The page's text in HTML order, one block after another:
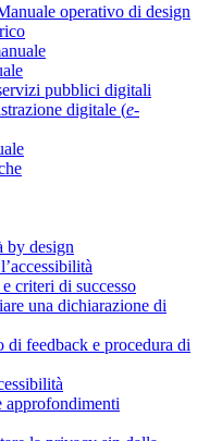
operativo di design
pubblici digitali
digitale (e-
by design
criteri di successo
una dichiarazione di
di feedback e procedura di
approfondimenti